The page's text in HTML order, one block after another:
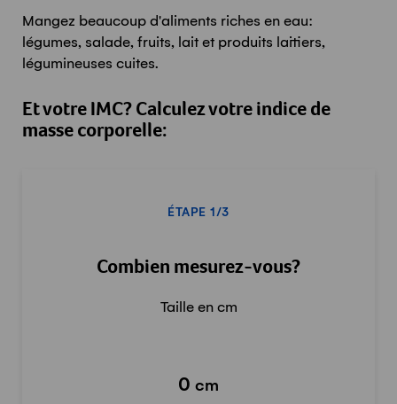
Mangez beaucoup d'aliments riches en eau:
légumes, salade, fruits, lait et produits laitiers,
légumineuses cuites.
Et votre IMC? Calculez votre indice de
masse corporelle:
ÉTAPE 1/3
Combien mesurez-vous?
Taille en cm
0 cm